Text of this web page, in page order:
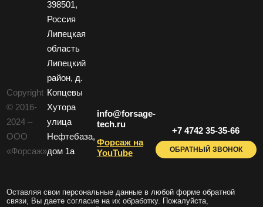
Copyright
© 2016-
2024 –
ООО
«Форсаж»
398501,
Россия
Липецкая
область
Липецкий
район, д.
Копцевы
Хутора
улица
Нефтебаза,
дом 1a
info@forsage-
tech.ru
Форсаж на
YouTube
+7 4742 35-35-66
ОБРАТНЫЙ ЗВОНОК
Оставляя свои персональные данные в любой форме обратной
связи, Вы даете согласие на их обработку. Пожалуйста,